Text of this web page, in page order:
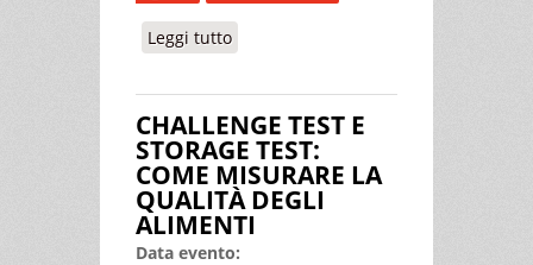
Leggi tutto
CHALLENGE TEST E
STORAGE TEST:
COME MISURARE LA
QUALITÀ DEGLI
ALIMENTI
Data evento: